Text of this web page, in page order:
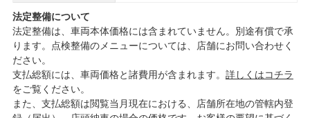
法定整備について
法定整備は、車両本体価格には含まれていません。別途有償で承
ります。点検整備のメニューについては、店舗にお問い合わせく
ださい。
支払総額には、車両価格と諸費用が含まれます。 詳しくはコチラ
をご覧ください。
また、支払総額は閲覧当月現在における、店舗所在地の管轄内登